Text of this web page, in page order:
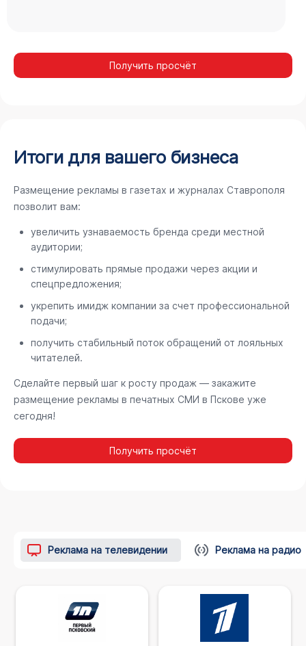
Получить просчёт
Итоги для вашего бизнеса
Размещение рекламы в газетах и журналах Ставрополя
позволит вам:
увеличить узнаваемость бренда среди местной
аудитории;
стимулировать прямые продажи через акции и
спецпредложения;
укрепить имидж компании за счет профессиональной
подачи;
получить стабильный поток обращений от лояльных
читателей.
Сделайте первый шаг к росту продаж — закажите
размещение рекламы в печатных СМИ в Пскове⁠ уже
сегодня!
Получить просчёт
Реклама на телевидении Реклама на радио